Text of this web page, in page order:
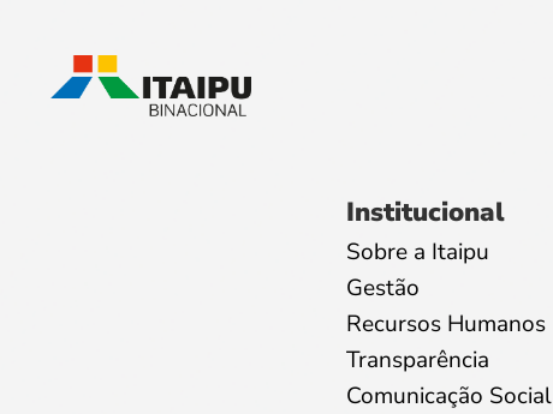
Institucional
Sobre a Itaipu
Gestão
Recursos Humanos
Transparência
Comunicação Social